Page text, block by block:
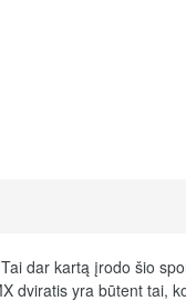
dar kartą įrodo šio
dviratis yra būtent tai,